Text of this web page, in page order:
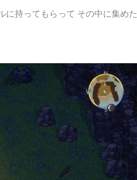
に持ってもらって その中に集めた